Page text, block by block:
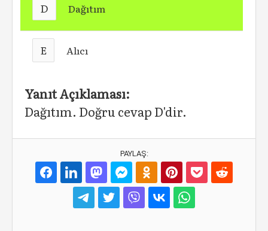
D Dağıtım
E Alıcı
Yanıt Açıklaması:
Dağıtım. Doğru cevap D'dir.
PAYLAŞ: